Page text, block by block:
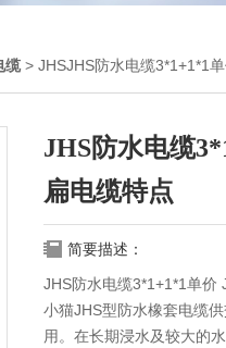
缆> JHSJHS防水电缆3*1+1*1
JHS防水电缆
扁电缆特点
简要描述：
JHS防水电缆3*1+1*1单价
小猫JHS型防水橡套电缆
用。在长期浸水及较大的